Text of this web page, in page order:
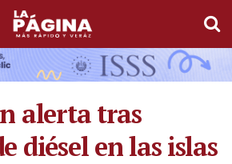
alerta tras
diésel en las islas